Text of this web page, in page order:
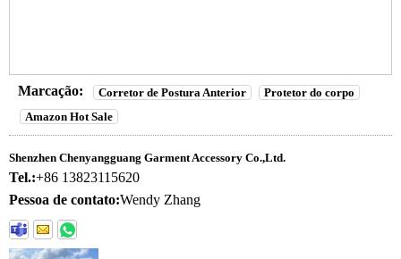
Marcação: Corretor de Postura Anterior
Protetor do corpo
Amazon Hot Sale
Shenzhen Chenyangguang Garment Accessory Co.,Ltd.
Tel.:+86 13823115620
Pessoa de contato:Wendy Zhang